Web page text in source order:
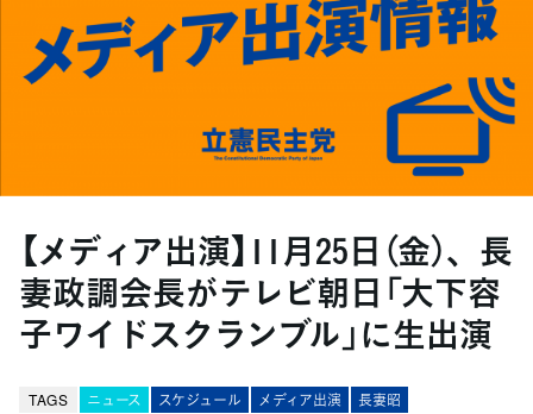
【メディア出演】11月25日（金）、長
妻政調会長がテレビ朝日「大下容
子ワイドスクランブル」に生出演
TAGS ニュース スケジュール メディア出演 長妻昭